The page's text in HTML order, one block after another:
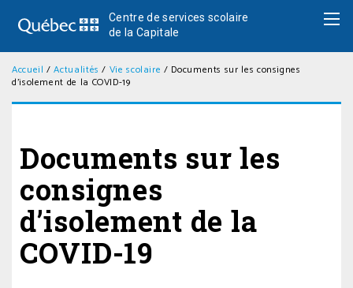
Centre de services scolaire
de la Capitale
Accueil /Actualités / Vie scolaire / Documents sur les consignes
d’isolement de la COVID-19
Documents sur les
consignes
d’isolement de la
COVID-19